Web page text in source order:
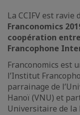
La CCIFV est ravie
Franconomics
coopération
Francophone
Franconomics est
l’Institut
parrainage de
Hanoï (VNU) et
Universitaire de la